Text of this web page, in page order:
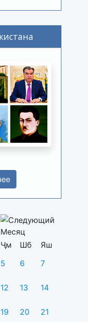
Ҷм Шб
Яш
5 6 7
12 13 14
19 20 21